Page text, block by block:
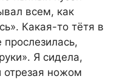
всем, как
Какая-то тётя в
прослезилась,
Я сидела,
отрезая ножом